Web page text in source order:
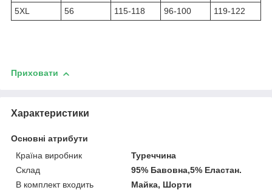
5XL
56 115-118 96-100 119-122
Приховати
Характеристики
Основні атрибути
Країна виробник
Туреччина
Склад
95% Бавовна,5% Еластан.
В комплект входить
Майка, Шорти